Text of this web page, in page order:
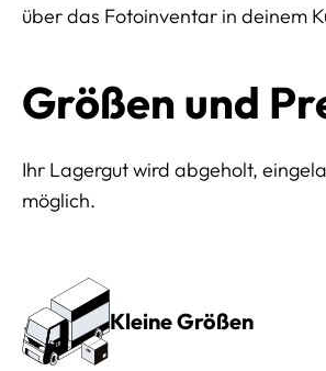
über das Fotoinventar in deinem
Größen und
Ihr Lagergut wird abgeholt,
möglich.
Kleine Größen